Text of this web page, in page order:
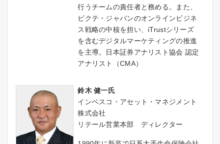
行うチームの責任者と務める。また、
ピクテ・ジャパンのオンラインビジネ
ス戦略の中核を担い、iTrustシリーズ
を含むデジタルマーケティングの推進
を主導。日本証券アナリスト協会 認定
アナリスト（CMA）
鈴木 健一氏
インベスコ・アセット・マネジメント
株式会社
リテール営業本部 ディレクター